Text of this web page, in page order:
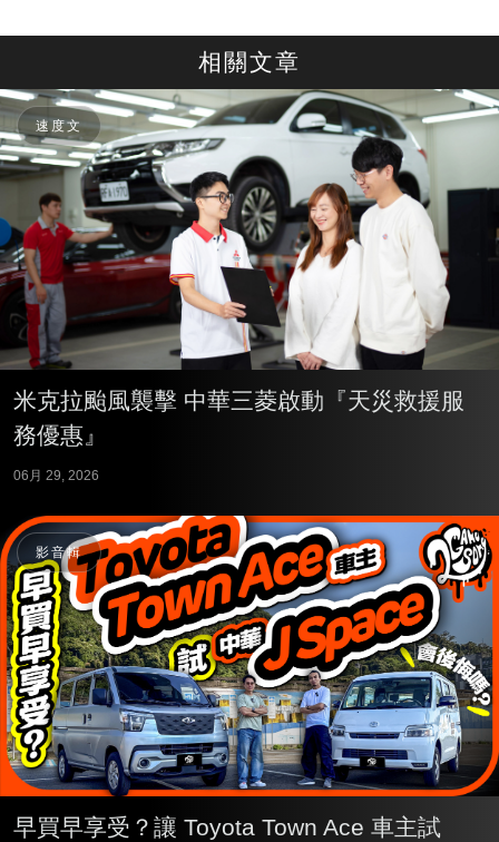
相關文章
速度文
米克拉颱風襲擊 中華三菱啟動『天災救援服
務優惠』
06月 29, 2026
影音輯
早買早享受？讓 Toyota Town Ace 車主試